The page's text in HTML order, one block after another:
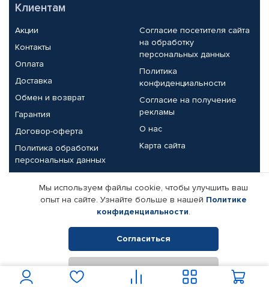
Клиентам
Акции
Контакты
Оплата
Доставка
Обмен и возврат
Гарантия
Договор-оферта
Политика обработки
персональных данных
Согласие посетителя сайта
на обработку
персональных данных
Политика
конфиденциальности
Согласие на получение
рекламы
О нас
Карта сайта
Партнерам
Корпоративным клиентам
Поставщикам
Реквизиты компании
© КАМАЗ ЦЕНТР ДОНЕЦК, 2015-2026. Все права защищены.
Интернет-магазин автомобильных товаров Автопрофи.
Мы используем файлы cookie, чтобы улучшить ваш
опыт на сайте. Узнайте больше в нашей Политике
конфиденциальности.
Согласиться
Отклонить